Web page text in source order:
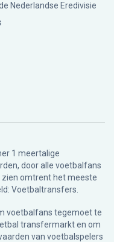
Nederlandse Eredivisie
1 meertalige
door alle voetbalfans
omtrent het meeste
Voetbaltransfers.
voetbalfans tegemoet te
transfermarkt en om
van voetbalspelers